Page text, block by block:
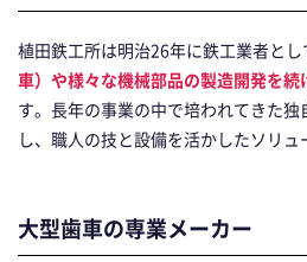
植田鉄工所は明治26年に鉄工業者とし
車）や様々な機械部品の製造開発を続
す。長年の事業の中で培われてきた
し、職人の技と設備を活かしたソリュ
大型歯車の専業メーカー